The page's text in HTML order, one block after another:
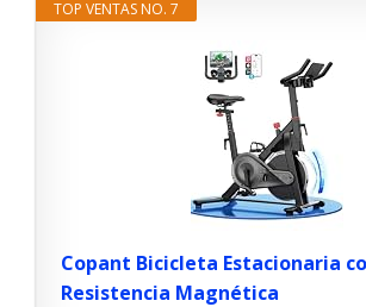
TOP VENTAS NO. 7
Copant Bicicleta Estacionaria
Resistencia Magnética